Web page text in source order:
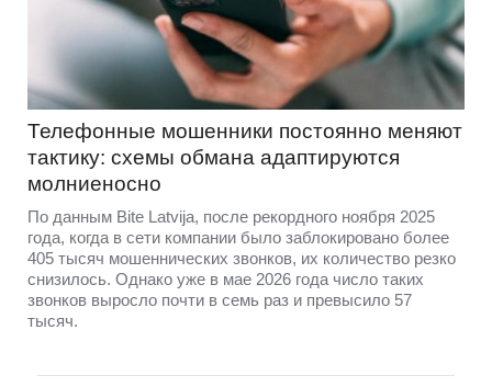
Телефонные мошенники постоянно меняют
тактику: схемы обмана адаптируются
молниеносно
По данным Bite Latvija, после рекордного ноября 2025
года, когда в сети компании было заблокировано более
405 тысяч мошеннических звонков, их количество резко
снизилось. Однако уже в мае 2026 года число таких
звонков выросло почти в семь раз и превысило 57
тысяч.